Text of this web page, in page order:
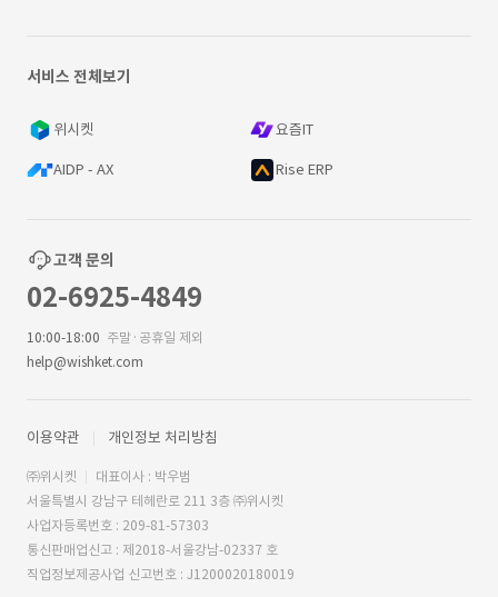
서비스 전체보기
위시켓 요즘IT
AIDP - AX Rise ERP
고객 문의
02-6925-4849
10:00-18:00 주말·공휴일 제외
help@wishket.com
이용약관 개인정보 처리방침
㈜위시켓
대표이사 : 박우범
서울특별시 강남구 테헤란로 211 3층 ㈜위시켓
사업자등록번호 : 209-81-57303
통신판매업신고 : 제2018-서울강남-02337 호
직업정보제공사업 신고번호 : J1200020180019